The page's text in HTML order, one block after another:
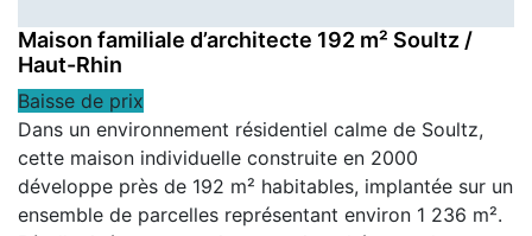
Maison familiale d’architecte 192 m² Soultz /
Haut-Rhin
Baisse de prix
Dans un environnement résidentiel calme de Soultz,
cette maison individuelle construite en 2000
développe près de 192 m² habitables, implantée sur un
ensemble de parcelles représentant environ 1 236 m².